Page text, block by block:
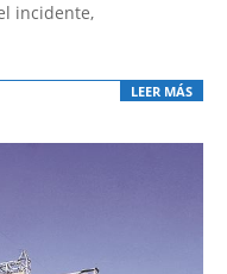
incidente,
LEER MÁS